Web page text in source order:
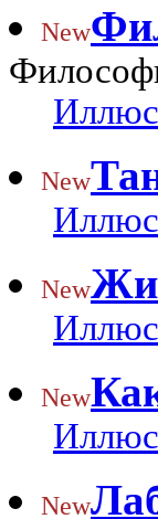
New
New
New
New
New